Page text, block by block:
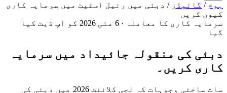
گائیڈز / دبئی میں رئیل اسٹیٹ میں سرمایہ کاری
کریں
کاری کا معاملہ · 6 مئی 2026 کو اپ ڈیٹ کیا
کی منقولہ جائیداد میں سرمایہ
کریں۔
سات ساختی وجوہات کہ نجی کلائنٹ 2026 میں دبئی کی